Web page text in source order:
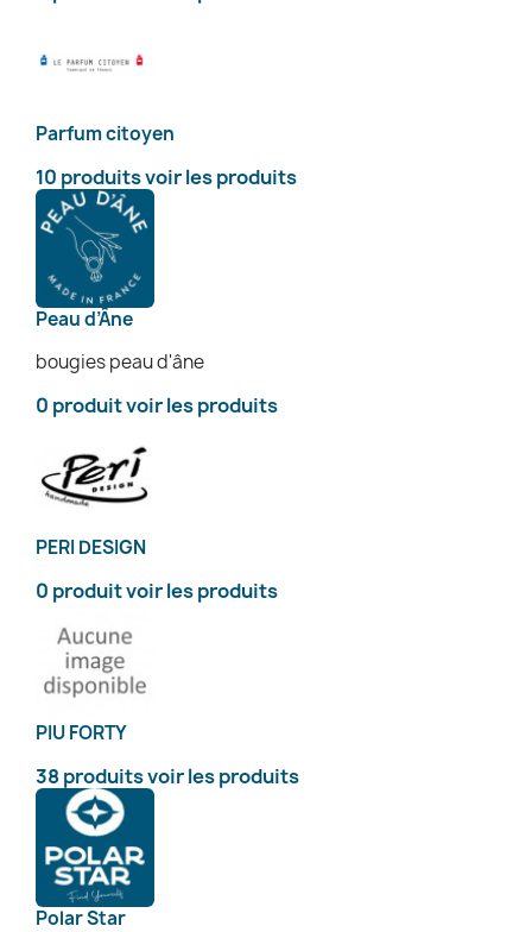
Parfum citoyen
10 produitsvoir les produits
Peau d’Âne
bougies peau d'âne
0 produitvoir les produits
PERI DESIGN
0 produitvoir les produits
PIU FORTY
38 produitsvoir les produits
Polar Star